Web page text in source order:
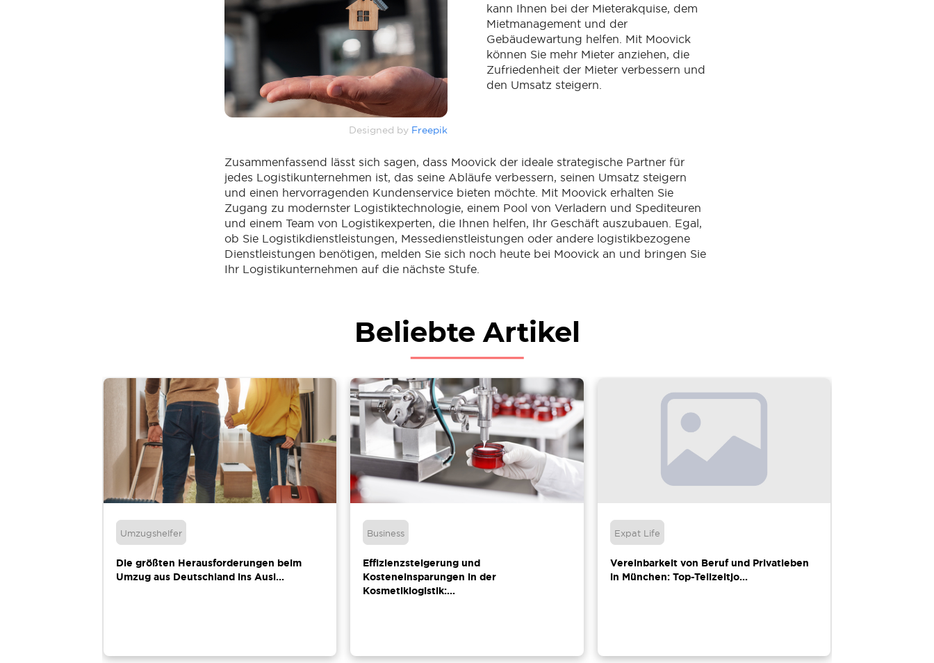
kann Ihnen bei der Mieterakquise, dem
Mietmanagement und der
Gebäudewartung helfen. Mit Moovick
können Sie mehr Mieter anziehen, die
Zufriedenheit der Mieter verbessern und
den Umsatz steigern.
Designed by Freepik
Zusammenfassend lässt sich sagen, dass Moovick der ideale strategische Partner für
jedes Logistikunternehmen ist, das seine Abläufe verbessern, seinen Umsatz steigern
und einen hervorragenden Kundenservice bieten möchte. Mit Moovick erhalten Sie
Zugang zu modernster Logistiktechnologie, einem Pool von Verladern und Spediteuren
und einem Team von Logistikexperten, die Ihnen helfen, Ihr Geschäft auszubauen. Egal,
ob Sie Logistikdienstleistungen, Messedienstleistungen oder andere logistikbezogene
Dienstleistungen benötigen, melden Sie sich noch heute bei Moovick an und bringen Sie
Ihr Logistikunternehmen auf die nächste Stufe.
Beliebte Artikel
Umzugshelfer
Die größten Herausforderungen beim
Umzug aus Deutschland ins Ausl...
Business
Effizienzsteigerung und
Kosteneinsparungen in der
Kosmetiklogistik:...
Expat Life
Vereinbarkeit von Beruf und Privatleben
in München: Top-Teilzeitjo...